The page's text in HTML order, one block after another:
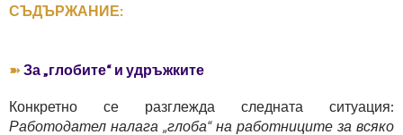
СЪДЪРЖАНИЕ:
➽За „глобите“ и удръжките
Конкретно се разглежда следната ситуация:
Работодател налага „глоба“ на работниците за всяко